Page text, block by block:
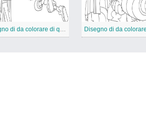
Disegno di da colorare di qualità Ben 10. 1